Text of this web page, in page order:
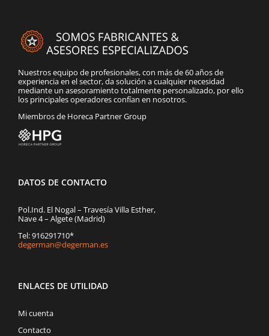
Nuestros equipo de profesionales, con más de 60 años de
experiencia en el sector, da solución a cualquier necesidad
mediante un asesoramiento totalmente personalizado, por ello
los principales operadores confían en nosotros.
Miembros de Horeca Partner Group
DATOS DE CONTACTO
Pol.Ind. El Nogal – Travesía Villa Esther,
Nave 4 – Algete (Madrid)
Tel: 916291710*
degerman@degerman.es
ENLACES DE UTILIDAD
Mi cuenta
Contacto